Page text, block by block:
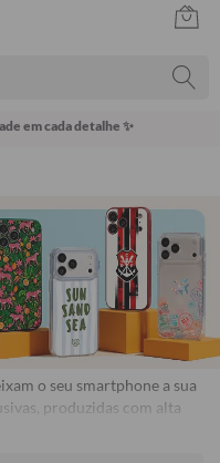
em cada detalhe ✨
o seu smartphone a sua
produzidas com alta
vivas e completa